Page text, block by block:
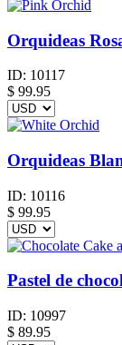
Orquideas
ID: 10117
$ 99.95
Orquideas
ID: 10116
$ 99.95
Pastel de
ID: 10997
$ 89.95